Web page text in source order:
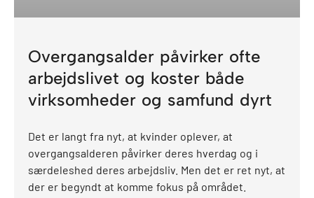
Overgangsalder påvirker ofte
arbejdslivet og koster både
virksomheder og samfund dyrt
Det er langt fra nyt, at kvinder oplever, at
overgangsalderen påvirker deres hverdag og i
særdeleshed deres arbejdsliv. Men det er ret nyt, at
der er begyndt at komme fokus på området.